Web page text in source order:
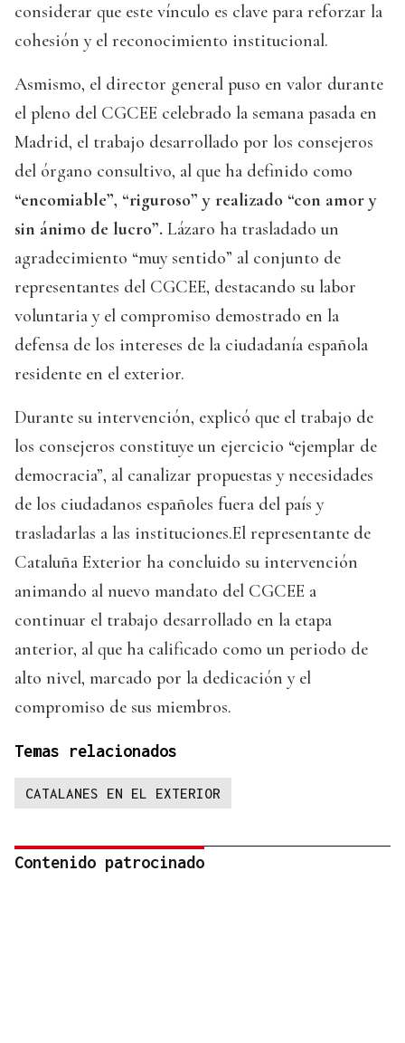
considerar que este vínculo es clave para reforzar la
cohesión y el reconocimiento institucional.
Asmismo, el director general puso en valor durante
el pleno del CGCEE celebrado la semana pasada en
Madrid, el trabajo desarrollado por los consejeros
del órgano consultivo, al que ha definido como
“encomiable”, “riguroso” y realizado “con amor y
sin ánimo de lucro”. Lázaro ha trasladado un
agradecimiento “muy sentido” al conjunto de
representantes del CGCEE, destacando su labor
voluntaria y el compromiso demostrado en la
defensa de los intereses de la ciudadanía española
residente en el exterior.
Durante su intervención, explicó que el trabajo de
los consejeros constituye un ejercicio “ejemplar de
democracia”, al canalizar propuestas y necesidades
de los ciudadanos españoles fuera del país y
trasladarlas a las instituciones.El representante de
Cataluña Exterior ha concluido su intervención
animando al nuevo mandato del CGCEE a
continuar el trabajo desarrollado en la etapa
anterior, al que ha calificado como un periodo de
alto nivel, marcado por la dedicación y el
compromiso de sus miembros.
Temas relacionados
CATALANES EN EL EXTERIOR
Contenido patrocinado